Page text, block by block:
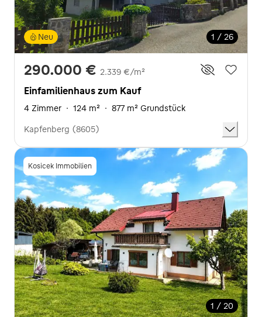
1 / 26
Neu
290.000 € 2.339 €/m²
Einfamilienhaus zum Kauf
4 Zimmer · 124 m² · 877 m² Grundstück
Kapfenberg (8605)
Kosicek Immobilien
1 / 20